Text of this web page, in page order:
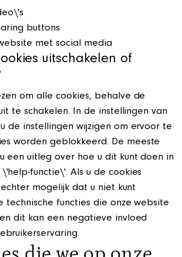
buttons
met social media
uitschakelen of
om alle cookies, behalve de
te schakelen. In de instellingen van
de instellingen wijzigen om ervoor te
worden geblokkeerd. De meeste
een uitleg over hoe u dit kunt doen in
functie\'. Als u de cookies
mogelijk dat u niet kunt
technische functies die onze website
dit kan een negatieve invloed